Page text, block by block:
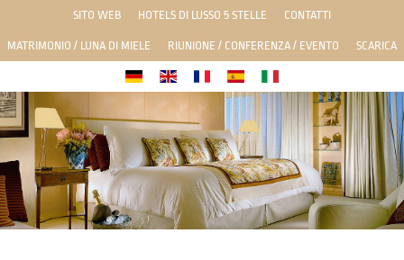
SITO WEB HOTELS DI LUSSO 5 STELLE CONTATTI
MATRIMONIO / LUNA DI MIELE RIUNIONE / CONFERENZA / EVENTO SCARICA